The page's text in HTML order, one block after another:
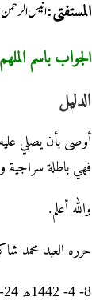
المستفتی:انیس
الجواب باسم
الدليل
أوصى بأن يصلي
فهي باطلة سراجية
والله أعلم.
حرره العبد محمد
8- 4- 1442ھ 24- 10- 2020م الثلاثاء.